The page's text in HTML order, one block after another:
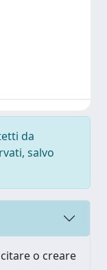
da
salvo
o creare